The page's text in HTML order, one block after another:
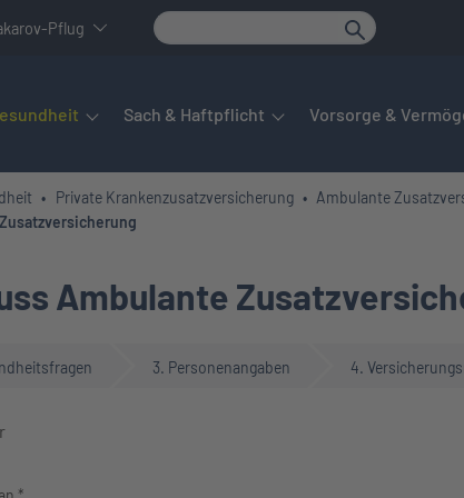
Pflug
befindet sich das Hauptmenü. Dieses lässt sich per Tab
Sach & Haftpflicht Vorsorge &
Private Krankenzusatzversicherung
Ambulante
Ambulante
3. Personenangaben 4.